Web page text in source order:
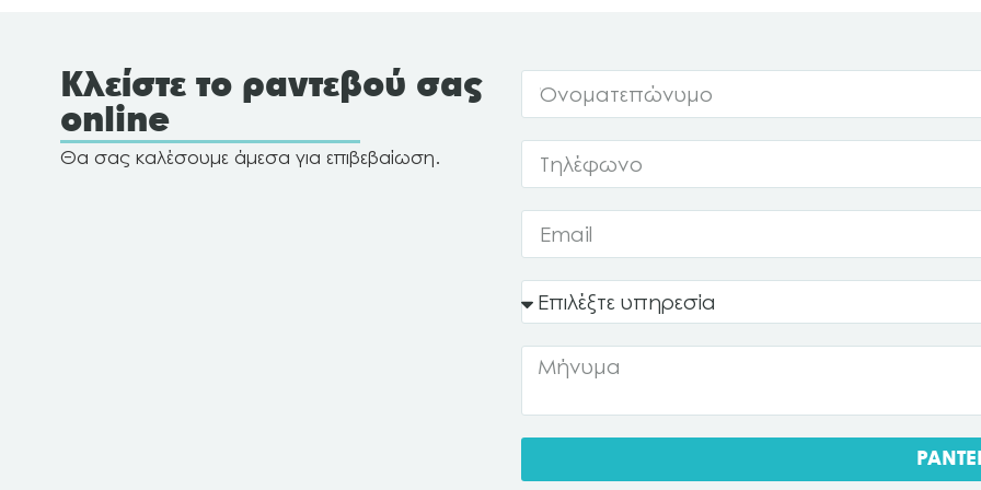
Κλείστε το ραντεβού σας
online
Θα σας καλέσουμε άμεσα για επιβεβαίωση.